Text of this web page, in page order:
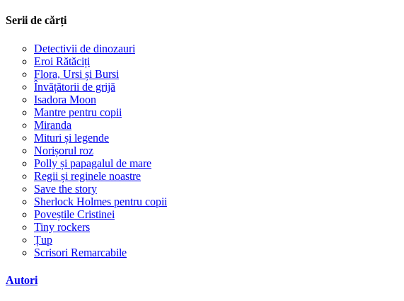
Serii de cărți
Detectivii de dinozauri
Eroi Rătăciți
Flora, Ursi și Bursi
Învățătorii de grijă
Isadora Moon
Mantre pentru copii
Miranda
Mituri și legende
Norișorul roz
Polly și papagalul de mare
Regii și reginele noastre
Save the story
Sherlock Holmes pentru copii
Poveștile Cristinei
Tiny rockers
Țup
Scrisori Remarcabile
Autori